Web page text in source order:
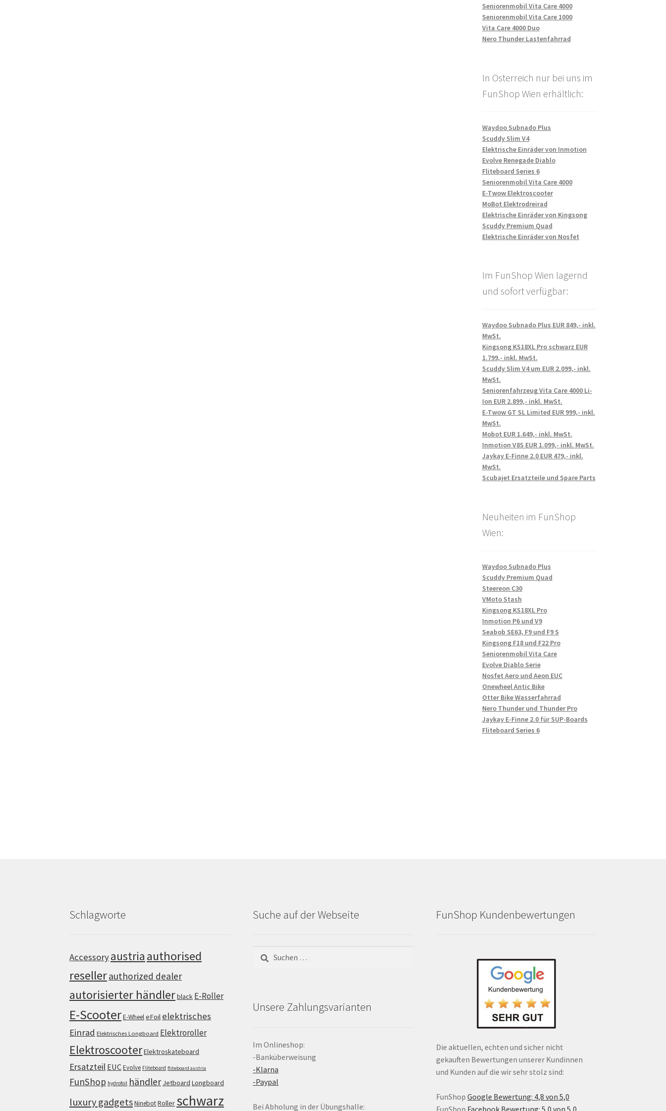
Seniorenmobil Vita Care 4000
Seniorenmobil Vita Care 1000
Vita Care 4000 Duo
Nero Thunder Lastenfahrrad
In Österreich nur bei uns im
FunShop Wien erhältlich:
Waydoo Subnado Plus
Scuddy Slim V4
Elektrische Einräder von Inmotion
Evolve Renegade Diablo
Fliteboard Series 6
Seniorenmobil Vita Care 4000
E-Twow Elektroscooter
MoBot Elektrodreirad
Elektrische Einräder von Kingsong
Scuddy Premium Quad
Elektrische Einräder von Nosfet
Im FunShop Wien lagernd
und sofort verfügbar:
Waydoo Subnado Plus EUR 849,- inkl.
MwSt.
Kingsong KS18XL Pro schwarz EUR
1.799,- inkl. MwSt.
Scuddy Slim V4 um EUR 2.099,- inkl.
MwSt.
Seniorenfahrzeug Vita Care 4000 Li-
Ion EUR 2.899,- inkl. MwSt.
E-Twow GT SL Limited EUR 999,- inkl.
MwSt.
Mobot EUR 1.649,- inkl. MwSt.
Inmotion V8S EUR 1.099,- inkl. MwSt.
Jaykay E-Finne 2.0 EUR 479,- inkl.
MwSt.
Scubajet Ersatzteile und Spare Parts
Neuheiten im FunShop
Wien:
Waydoo Subnado Plus
Scuddy Premium Quad
Steereon C30
VMoto Stash
Kingsong KS18XL Pro
Inmotion P6 und V9
Seabob SE63, F9 und F9 S
Kingsong F18 und F22 Pro
Seniorenmobil Vita Care
Evolve Diablo Serie
Nosfet Aero und Aeon EUC
Onewheel Antic Bike
Otter Bike Wasserfahrrad
Nero Thunder und Thunder Pro
Jaykay E-Finne 2.0 für SUP-Boards
Fliteboard Series 6
Schlagworte
Accessoryaustria authorised
resellerauthorized dealer
autorisierter händlerblack E-Roller
E-ScooterE-WheeleFoil elektrisches
Einrad Elektrisches Longboard Elektroroller
ElektroscooterElektroskateboard
Ersatzteil EUCEvolve Fliteboard fliteboard austria
FunShop hydrofoil händler Jetboard Longboard
luxury gadgetsNinebotRoller schwarz
Suche auf der Webseite
nach:
Unsere Zahlungsvarianten
Im Onlineshop:
-Banküberweisung
-Klarna
-Paypal
Bei Abholung in der Übungshalle:
FunShop Kundenbewertungen
Die aktuellen, echten und sicher nicht
gekauften Bewertungen unserer Kundinnen
und Kunden auf die wir sehr stolz sind:
FunShop Google Bewertung: 4,8 von 5,0
FunShop Facebook Bewertung: 5,0 von 5,0